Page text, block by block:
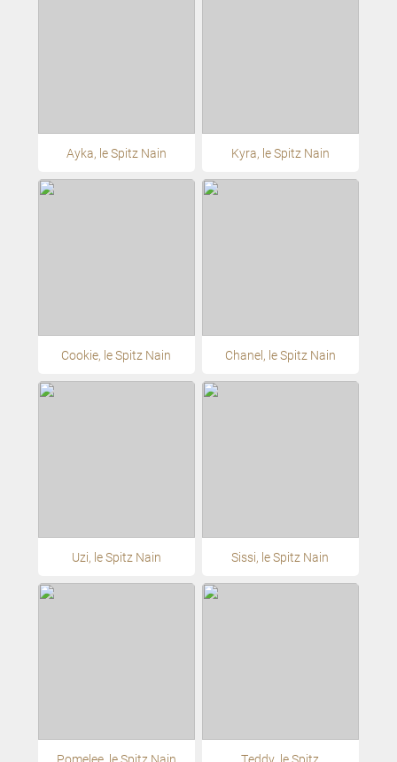
Ayka, le Spitz Nain Kyra, le Spitz Nain
Cookie, le Spitz Nain Chanel, le Spitz Nain
Uzi, le Spitz Nain Sissi, le Spitz Nain